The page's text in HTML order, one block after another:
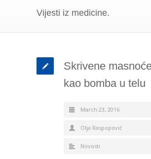
Vijesti iz medicine.
Skrivene
kao bomba u telu
March 23, 2016
Olja Raspopović
Novosti